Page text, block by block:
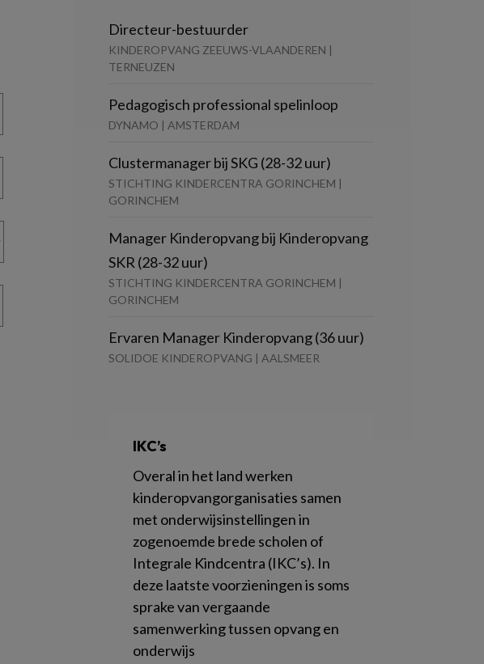
Directeur-bestuurder
KINDEROPVANG ZEEUWS-VLAANDEREN |
TERNEUZEN
Pedagogisch professional spelinloop
DYNAMO | AMSTERDAM
Clustermanager bij SKG (28-32 uur)
STICHTING KINDERCENTRA GORINCHEM |
GORINCHEM
Manager Kinderopvang bij Kinderopvang
SKR (28-32 uur)
STICHTING KINDERCENTRA GORINCHEM |
GORINCHEM
Ervaren Manager Kinderopvang (36 uur)
SOLIDOE KINDEROPVANG | AALSMEER
IKC’s
Overal in het land werken
kinderopvangorganisaties samen
met onderwijsinstellingen in
zogenoemde brede scholen of
Integrale Kindcentra (IKC’s). In
deze laatste voorzieningen is soms
sprake van vergaande
samenwerking tussen opvang en
onderwijs